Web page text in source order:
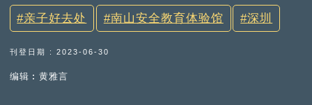
亲子好去处 南山安全教育体验馆 深圳
刊登日期 : 2023-06-30
编辑︰黄雅言